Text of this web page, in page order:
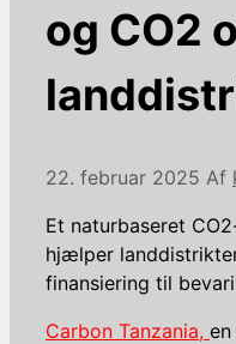
og CO2
22. februar 2025 Af
Et naturbaseret
hjælper
finansiering til
Carbon Tanzania,